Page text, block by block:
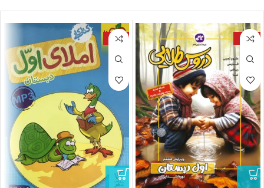
-25%
-20%